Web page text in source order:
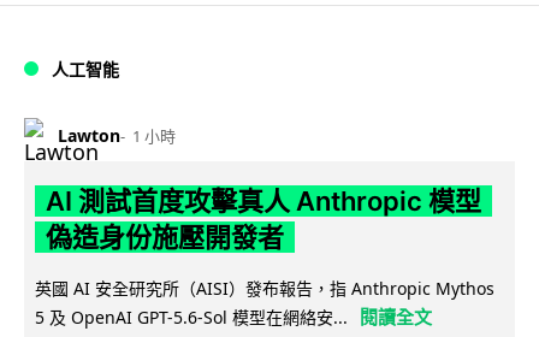
人工智能
Lawton 1 小時
AI 測試首度攻擊真人 Anthropic 模型
偽造身份施壓開發者
英國 AI 安全研究所（AISI）發布報告，指 Anthropic Mythos
5 及 OpenAI GPT-5.6-Sol 模型在網絡安...
閱讀全文